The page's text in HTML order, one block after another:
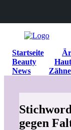
Startseite
Beauty
Haut
News
Zähne
gegen